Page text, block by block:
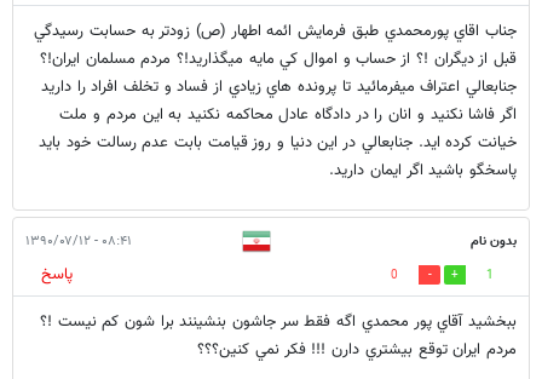
جناب اقاي پورمحمدي طبق فرمايش ائمه اطهار (ص) زودتر به حسابت رسيدگي
قبل از ديگران !؟ از حساب و اموال كي مايه ميگذاريد!؟ مردم مسلمان ايران!؟
جنابعالي اعتراف ميفرمائيد تا پرونده هاي زيادي از فساد و تخلف افراد را داريد
اگر فاشا نكنيد و انان را در دادگاه عادل محاكمه نكنيد به اين مردم و ملت
خيانت كرده ايد. جنابعالي در اين دنيا و روز قيامت بابت عدم رسالت خود بايد
پاسخگو باشيد اگر ايمان داريد.
بدون نام ۰۸:۴۱ - ۱۳۹۰/۰۷/۱۲
1
0
پاسخ
ببخشيد آقاي پور محمدي اگه فقط سر جاشون بنشينند برا شون كم نيست !؟
مردم ايران توقع بيشتري دارن !!! فكر نمي كنين؟؟؟